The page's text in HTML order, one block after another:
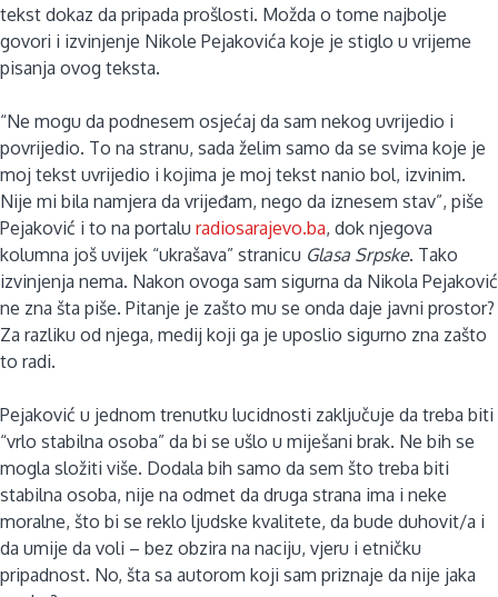
tekst dokaz da pripada prošlosti. Možda o tome najbolje
govori i izvinjenje Nikole Pejakovića koje je stiglo u vrijeme
pisanja ovog teksta.
“Ne mogu da podnesem osjećaj da sam nekog uvrijedio i
povrijedio. To na stranu, sada želim samo da se svima koje je
moj tekst uvrijedio i kojima je moj tekst nanio bol, izvinim.
Nije mi bila namjera da vrijeđam, nego da iznesem stav”, piše
Pejaković i to na portalu radiosarajevo.ba, dok njegova
kolumna još uvijek “ukrašava” stranicu Glasa Srpske. Tako
izvinjenja nema. Nakon ovoga sam sigurna da Nikola Pejaković
ne zna šta piše. Pitanje je zašto mu se onda daje javni prostor?
Za razliku od njega, medij koji ga je uposlio sigurno zna zašto
to radi.
Pejaković u jednom trenutku lucidnosti zaključuje da treba biti
“vrlo stabilna osoba” da bi se ušlo u miješani brak. Ne bih se
mogla složiti više. Dodala bih samo da sem što treba biti
stabilna osoba, nije na odmet da druga strana ima i neke
moralne, što bi se reklo ljudske kvalitete, da bude duhovit/a i
da umije da voli – bez obzira na naciju, vjeru i etničku
pripadnost. No, šta sa autorom koji sam priznaje da nije jaka